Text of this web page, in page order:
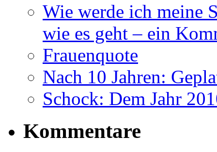
Wie werde ich meine
wie es geht – ein
Frauenquote
Nach 10 Jahren:
Schock: Dem Jahr
Kommentare